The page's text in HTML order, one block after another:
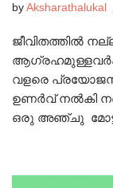
by Aksharathalukal
ജീവിതത്തിൽ
വളരെ
ഉണർവ് നൽകി
ഒരു അഞ്ചു